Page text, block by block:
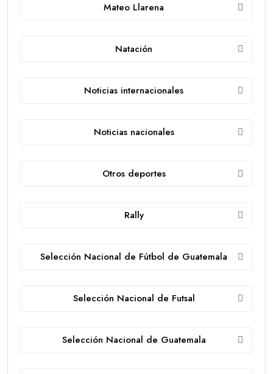
Mateo Llarena
Natación
Noticias internacionales
Noticias nacionales
Otros deportes
Rally
Selección Nacional de Fútbol de Guatemala
Selección Nacional de Futsal
Selección Nacional de Guatemala